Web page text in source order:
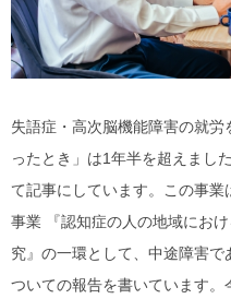
失語症・高次脳機能障害の就
ったとき」は1年半を超えまし
て記事にしています。この事
事業 『認知症の人の地域にお
究』の一環として、中途障害
ついての報告を書いています